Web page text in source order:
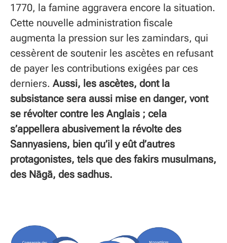
1770, la famine aggravera encore la situation.
Cette nouvelle administration fiscale
augmenta la pression sur les zamindars, qui
cessèrent de soutenir les ascètes en refusant
de payer les contributions exigées par ces
derniers. Aussi, les ascètes, dont la
subsistance sera aussi mise en danger, vont
se révolter contre les Anglais ; cela
s’appellera abusivement la révolte des
Sannyasiens, bien qu’il y eût d’autres
protagonistes, tels que des fakirs musulmans,
des Nāgā, des sadhus.